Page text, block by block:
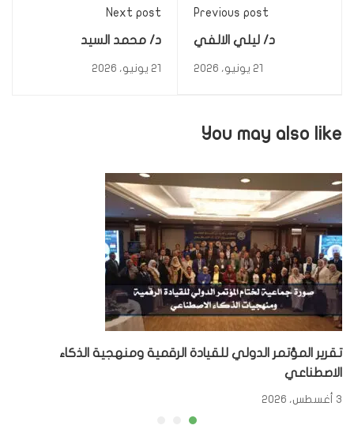
Previous post
د/ ليلي الالفي
21 يونيو، 2026
Next post
د/ محمد السيد
21 يونيو، 2026
You may also like
تقرير المؤتمر الدولي للقيادة الرقمية ومنهجية الذكاء
الاصطناعي
3 أغسطس، 2026